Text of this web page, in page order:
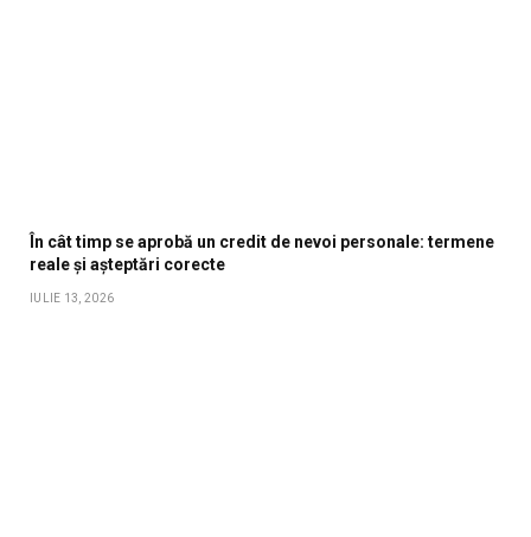
În cât timp se aprobă un credit de nevoi personale: termene
reale și așteptări corecte
IULIE 13, 2026